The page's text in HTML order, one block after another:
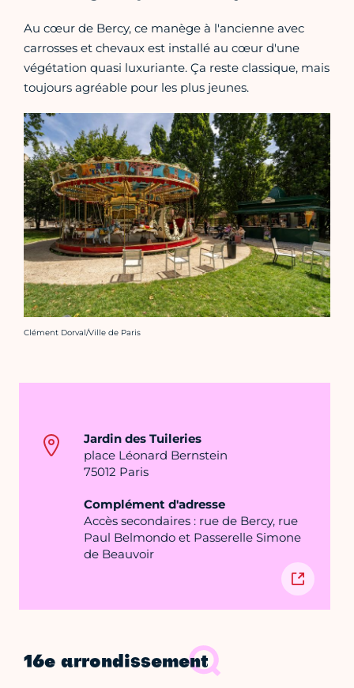
Au cœur de Bercy, ce manège à l'ancienne avec
carrosses et chevaux est installé au cœur d'une
végétation quasi luxuriante. Ça reste classique, mais
toujours agréable pour les plus jeunes.
Crédit photo :
Clément Dorval/Ville de Paris
Jardin des Tuileries
place Léonard Bernstein
75012 Paris
Complément d'adresse
Accès secondaires : rue de Bercy, rue
Paul Belmondo et Passerelle Simone
de Beauvoir
16e arrondissement